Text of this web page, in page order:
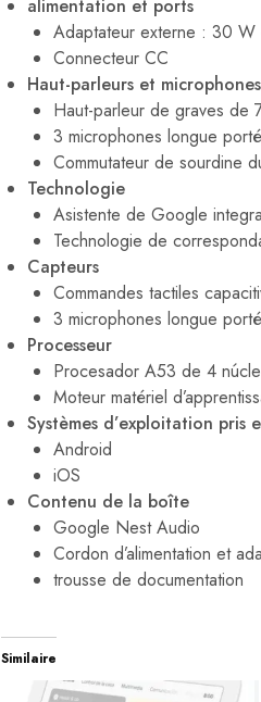
alimentation et ports
Adaptateur externe : 30
Connecteur CC
Haut-parleurs et microphones
Haut-parleur de graves de
3 microphones longue
Commutateur de sourdine
Technologie
Asistente de Google
Technologie de
Capteurs
Commandes tactiles
3 microphones longue
Processeur
Procesador A53 de 4
Moteur matériel
Systèmes d’exploitation
Android
iOS
Contenu de la boîte
Google Nest Audio
Cordon d’alimentation et
trousse de documentation
Similaire